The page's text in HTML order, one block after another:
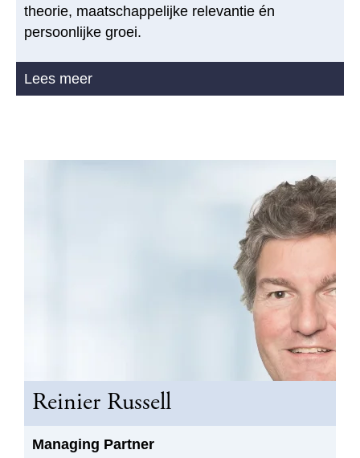
Reinier Russell
Managing Partner
theorie, maatschappelijke relevantie én
persoonlijke groei.
Lees meer